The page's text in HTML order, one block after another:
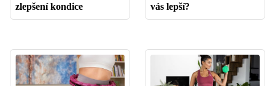
zlepšení kondice
vás lepší?